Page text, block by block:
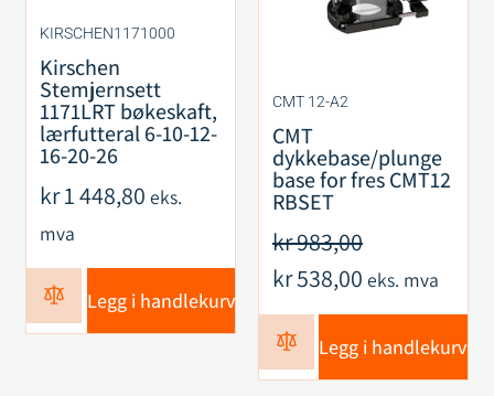
KIRSCHEN1171000
Kirschen
Stemjernsett
1171LRT bøkeskaft,
lærfutteral 6-10-12-
16-20-26
kr1 448,80 eks.
mva
Legg i handlekurv
CMT 12-A2
CMT
dykkebase/plunge
base for fres CMT12
RBSET
kr983,00
kr538,00 eks. mva
Legg i handlekurv